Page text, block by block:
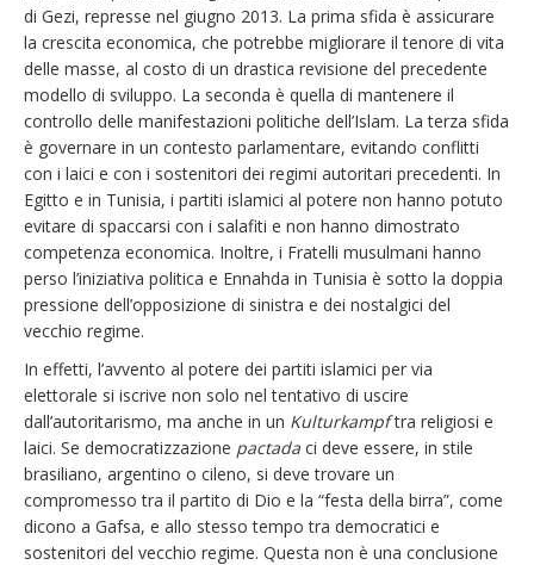
di Gezi, represse nel giugno 2013. La prima sfida è assicurare
la crescita economica, che potrebbe migliorare il tenore di vita
delle masse, al costo di un drastica revisione del precedente
modello di sviluppo. La seconda è quella di mantenere il
controllo delle manifestazioni politiche dell’Islam. La terza sfida
è governare in un contesto parlamentare, evitando conflitti
con i laici e con i sostenitori dei regimi autoritari precedenti. In
Egitto e in Tunisia, i partiti islamici al potere non hanno potuto
evitare di spaccarsi con i salafiti e non hanno dimostrato
competenza economica. Inoltre, i Fratelli musulmani hanno
perso l’iniziativa politica e Ennahda in Tunisia è sotto la doppia
pressione dell’opposizione di sinistra e dei nostalgici del
vecchio regime.
In effetti, l’avvento al potere dei partiti islamici per via
elettorale si iscrive non solo nel tentativo di uscire
dall’autoritarismo, ma anche in un Kulturkampftra religiosi e
laici. Se democratizzazione pactada ci deve essere, in stile
brasiliano, argentino o cileno, si deve trovare un
compromesso tra il partito di Dio e la “festa della birra”, come
dicono a Gafsa, e allo stesso tempo tra democratici e
sostenitori del vecchio regime. Questa non è una conclusione